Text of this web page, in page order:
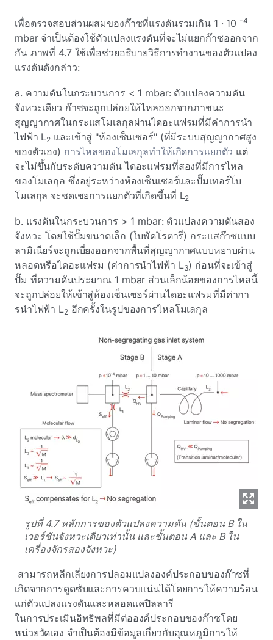
เพื่อตรวจสอบส่วนผสมของก๊าซที่แรงดันรวมเกิน 1 · 10 -4
mbar จําเป็นต้องใช้ตัวแปลงแรงดันที่จะไม่แยกก๊าซออกจาก
กัน ภาพที่ 4.7 ใช้เพื่อช่วยอธิบายวิธีการทํางานของตัวแปลง
แรงดันดังกล่าว:
a. ความดันในกระบวนการ < 1 mbar: ตัวแปลงความดัน
จังหวะเดียว ก๊าซจะถูกปล่อยให้ไหลออกจากภาชนะ
สุญญากาศในกระแสโมเลกุลผ่านไดอะแฟรมที่มีค่าการนํา
ไฟฟ้า L2 และเข้าสู่ "ห้องเซ็นเซอร์" (ที่มีระบบสุญญากาศสูง
ของตัวเอง) การไหลของโมเลกุลทําให้เกิดการแยกตัว แต่
จะไม่ขึ้นกับระดับความดัน ไดอะแฟรมที่สองที่มีการไหล
ของโมเลกุล ซึ่งอยู่ระหว่างห้องเซ็นเซอร์และปั๊มเทอร์โบ
โมเลกุล จะชดเชยการแยกตัวที่เกิดขึ้นที่ L2
b. แรงดันในกระบวนการ > 1 mbar: ตัวแปลงความดันสอง
จังหวะ โดยใช้ปั๊มขนาดเล็ก (ใบพัดโรตารี่) กระแสก๊าซแบบ
ลามิเนียร์จะถูกเบี่ยงออกจากพื้นที่สุญญากาศแบบหยาบผ่าน
หลอดหรือไดอะแฟรม (ค่าการนําไฟฟ้า L3) ก่อนที่จะเข้าสู่
ปั๊ม ที่ความดันประมาณ 1 mbar ส่วนเล็กน้อยของการไหลนี้
จะถูกปล่อยให้เข้าสู่ห้องเซ็นเซอร์ผ่านไดอะแฟรมที่มีค่ากา
รนําไฟฟ้า L2อีกครั้งในรูปของการไหลโมเลกุล
รูปที่ 4.7 หลักการของตัวแปลงความดัน (ขั้นตอน B ใน
เวอร์ชันจังหวะเดียวเท่านั้น และขั้นตอน A และ B ใน
เครื่องจักรสองจังหวะ)
สามารถหลีกเลี่ยงการปลอมแปลงองค์ประกอบของก๊าซที่
เกิดจากการดูดซับและการควบแน่นได้โดยการให้ความร้อน
แก่ตัวแปลงแรงดันและหลอดแคปิลลารี
ในการประเมินอิทธิพลที่มีต่อองค์ประกอบของก๊าซโดย
หน่วยวัดเอง จําเป็นต้องมีข้อมูลเกี่ยวกับอุณหภูมิการให้